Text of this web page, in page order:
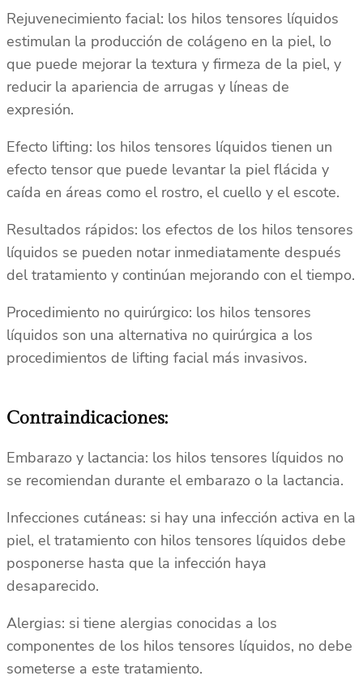
Rejuvenecimiento facial: los hilos tensores líquidos
estimulan la producción de colágeno en la piel, lo
que puede mejorar la textura y firmeza de la piel, y
reducir la apariencia de arrugas y líneas de
expresión.
Efecto lifting: los hilos tensores líquidos tienen un
efecto tensor que puede levantar la piel flácida y
caída en áreas como el rostro, el cuello y el escote.
Resultados rápidos: los efectos de los hilos tensores
líquidos se pueden notar inmediatamente después
del tratamiento y continúan mejorando con el tiempo.
Procedimiento no quirúrgico: los hilos tensores
líquidos son una alternativa no quirúrgica a los
procedimientos de lifting facial más invasivos.
Contraindicaciones:
Embarazo y lactancia: los hilos tensores líquidos no
se recomiendan durante el embarazo o la lactancia.
Infecciones cutáneas: si hay una infección activa en la
piel, el tratamiento con hilos tensores líquidos debe
posponerse hasta que la infección haya
desaparecido.
Alergias: si tiene alergias conocidas a los
componentes de los hilos tensores líquidos, no debe
someterse a este tratamiento.